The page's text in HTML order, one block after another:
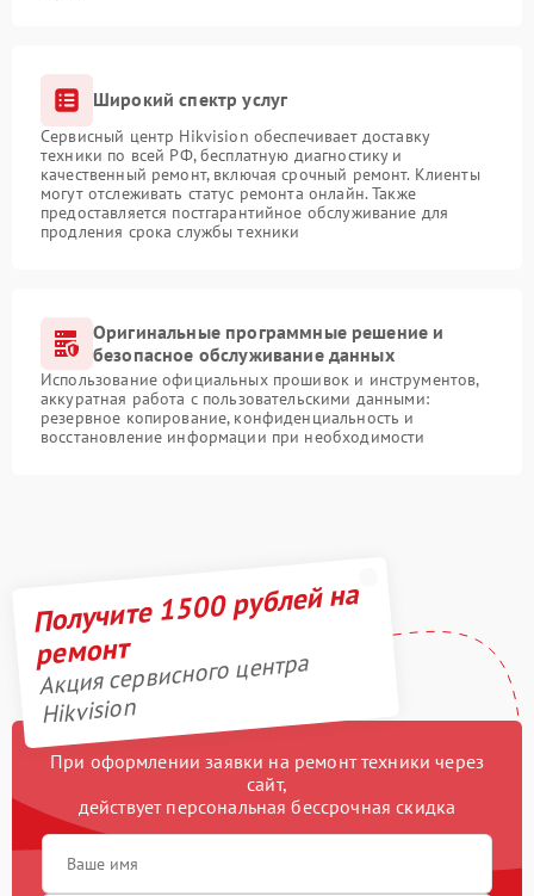
Широкий спектр услуг
Сервисный центр Hikvision обеспечивает доставку
техники по всей РФ, бесплатную диагностику и
качественный ремонт, включая срочный ремонт. Клиенты
могут отслеживать статус ремонта онлайн. Также
предоставляется постгарантийное обслуживание для
продления срока службы техники
Оригинальные программные решение и
безопасное обслуживание данных
Использование официальных прошивок и инструментов,
аккуратная работа с пользовательскими данными:
резервное копирование, конфиденциальность и
восстановление информации при необходимости
Получите 1500 рублей на
ремонт
Акция сервисного центра
Hikvision
При оформлении заявки на ремонт техники через
сайт,
действует персональная бессрочная скидка